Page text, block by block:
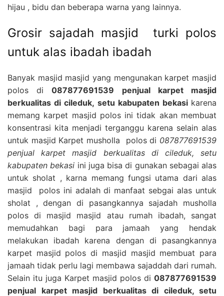
hijau , bidu dan beberapa warna yang lainnya.
Grosir sajadah masjid turki polos
untuk alas ibadah ibadah
Banyak masjid masjid yang mengunakan karpet masjid
polos di087877691539 penjual karpet masjid
berkualitas di cileduk, setu kabupaten bekasi karena
memang karpet masjid polos ini tidak akan membuat
konsentrasi kita menjadi terganggu karena selain alas
untuk masjid Karpet musholla polos di 087877691539
penjual karpet masjid berkualitas di cileduk, setu
kabupaten bekasi ini juga bisa di gunakan sebagai alas
untuk sholat , karna memang fungsi utama dari alas
masjid polos ini adalah di manfaat sebgai alas untuk
sholat , dengan di pasangkannya sajadah musholla
polos di masjid masjid atau rumah ibadah, sangat
memudahkan bagi para jamaah yang hendak
melakukan ibadah karena dengan di pasangkannya
karpet masjid polos di masjid masjid membuat para
jamaah tidak perlu lagi membawa sajaddah dari rumah.
Selain itu juga Karpet masjid polos di 087877691539
penjual karpet masjid berkualitas di cileduk, setu